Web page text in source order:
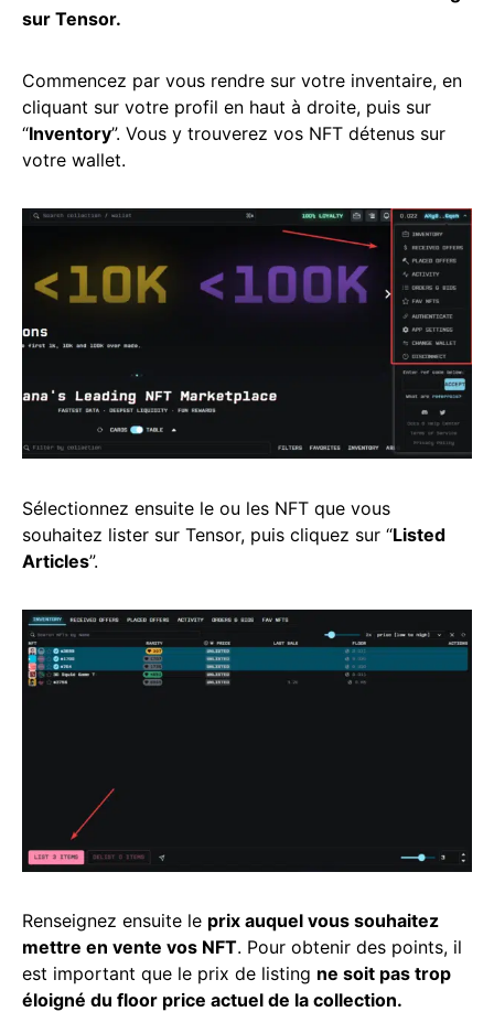
sur Tensor.
Commencez par vous rendre sur votre inventaire, en
cliquant sur votre profil en haut à droite, puis sur
“Inventory”. Vous y trouverez vos NFT détenus sur
votre wallet.
Sélectionnez ensuite le ou les NFT que vous
souhaitez lister sur Tensor, puis cliquez sur “Listed
Articles”.
Renseignez ensuite le prix auquel vous souhaitez
mettre en vente vos NFT. Pour obtenir des points, il
est important que le prix de listing ne soit pas trop
éloigné du floor price actuel de la collection.